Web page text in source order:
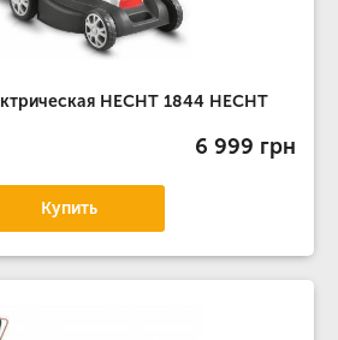
HECHT 1844 HECHT
6 999 грн
Купить